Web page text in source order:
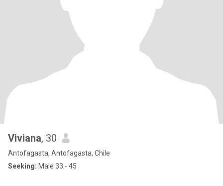
Viviana, 30
Antofagasta, Antofagasta, Chile
Seeking: Male 33 - 45